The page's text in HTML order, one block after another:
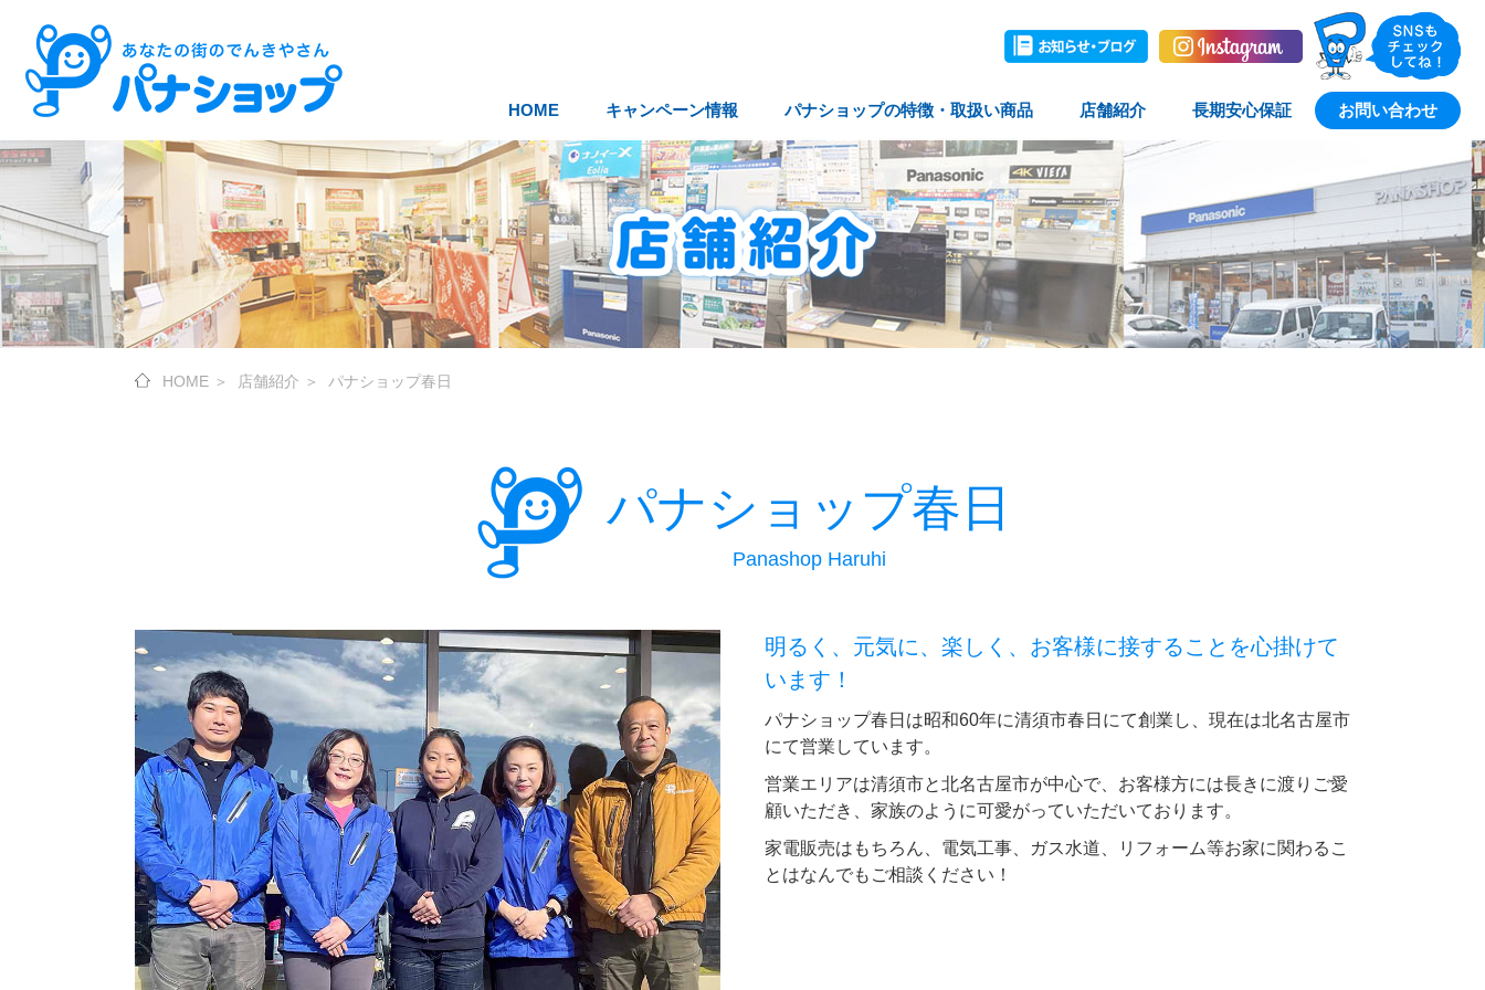
HOME キャンペーン情報 パナショップの特徴・取扱い商品 店舗紹介 長期安心保証 お問い合わせ
HOME ＞ 店舗紹介 ＞ パナショップ春日
パナショップ春日
Panashop Haruhi
明るく、元気に、楽しく、お客様に接することを心掛けて
います！
パナショップ春日は昭和60年に清須市春日にて創業し、現在は北名古屋市
にて営業しています。
営業エリアは清須市と北名古屋市が中心で、お客様方には長きに渡りご愛
顧いただき、家族のように可愛がっていただいております。
家電販売はもちろん、電気工事、ガス水道、リフォーム等お家に関わるこ
とはなんでもご相談ください！